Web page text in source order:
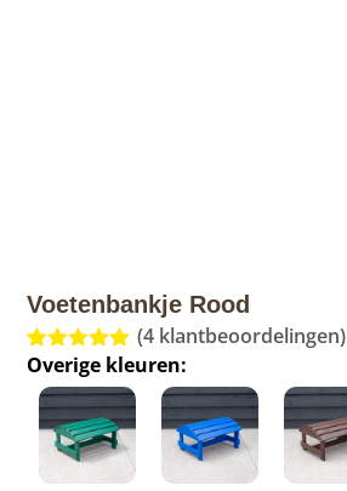
Voetenbankje Rood
Gewaardeerd
5.00op 5
gebaseerd
op
4
klant
waarderingen
(4klantbeoordelingen)
Overige kleuren: